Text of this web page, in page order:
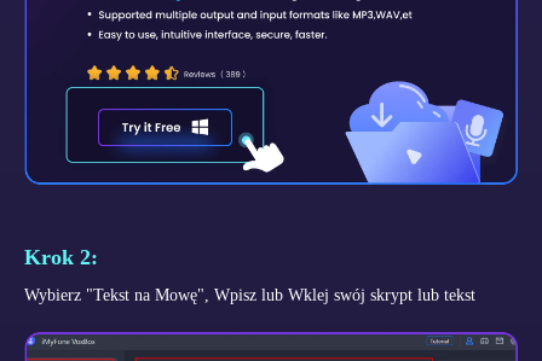
Krok 2:
Wybierz "Tekst na Mowę", Wpisz lub Wklej swój skrypt lub tekst